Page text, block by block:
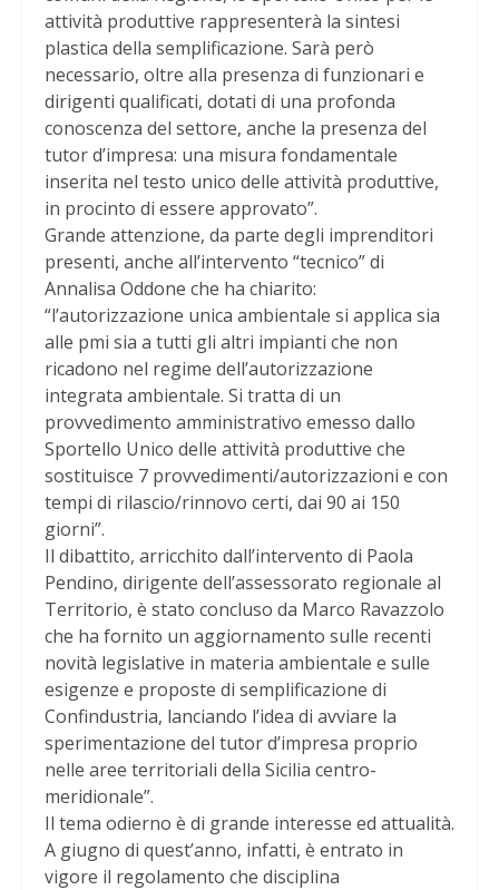
attività produttive rappresenterà la sintesi
plastica della semplificazione. Sarà però
necessario, oltre alla presenza di funzionari e
dirigenti qualificati, dotati di una profonda
conoscenza del settore, anche la presenza del
tutor d’impresa: una misura fondamentale
inserita nel testo unico delle attività produttive,
in procinto di essere approvato”.
Grande attenzione, da parte degli imprenditori
presenti, anche all’intervento “tecnico” di
Annalisa Oddone che ha chiarito:
“l’autorizzazione unica ambientale si applica sia
alle pmi sia a tutti gli altri impianti che non
ricadono nel regime dell’autorizzazione
integrata ambientale. Si tratta di un
provvedimento amministrativo emesso dallo
Sportello Unico delle attività produttive che
sostituisce 7 provvedimenti/autorizzazioni e con
tempi di rilascio/rinnovo certi, dai 90 ai 150
giorni”.
Il dibattito, arricchito dall’intervento di Paola
Pendino, dirigente dell’assessorato regionale al
Territorio, è stato concluso da Marco Ravazzolo
che ha fornito un aggiornamento sulle recenti
novità legislative in materia ambientale e sulle
esigenze e proposte di semplificazione di
Confindustria, lanciando l’idea di avviare la
sperimentazione del tutor d’impresa proprio
nelle aree territoriali della Sicilia centro-
meridionale”.
Il tema odierno è di grande interesse ed attualità.
A giugno di quest’anno, infatti, è entrato in
vigore il regolamento che disciplina